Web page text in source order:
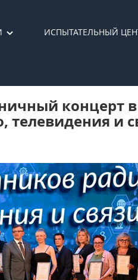
ИСПЫТАТЕЛЬНЫЙ
концерт
телевидения и